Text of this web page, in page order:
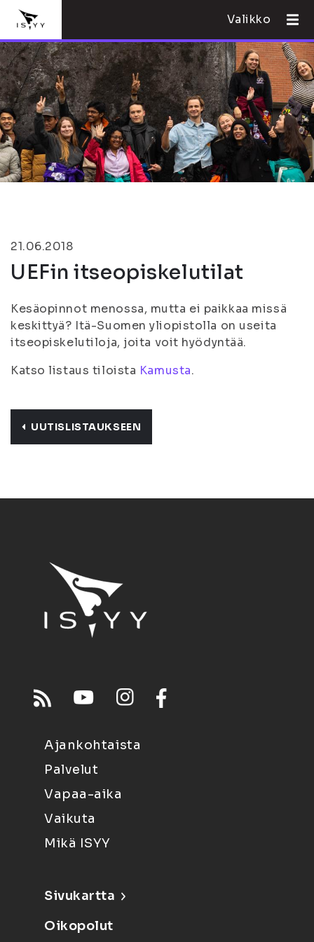
Valikko
21.06.2018
UEFin itseopiskelutilat
Kesäopinnot menossa, mutta ei paikkaa missä
keskittyä? Itä-Suomen yliopistolla on useita
itseopiskelutiloja, joita voit hyödyntää.
Katso listaus tiloista Kamusta.
UUTISLISTAUKSEEN
Ajankohtaista
Palvelut
Vapaa-aika
Vaikuta
Mikä ISYY
Sivukartta
Oikopolut